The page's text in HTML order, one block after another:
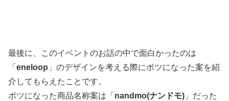
最後に、このイベントのお話の中で面白かったのは
「 eneloop 」のデザインを考える際にボツになった案を紹
介してもらえたことです。
ボツになった商品名称案は「 nandmo(ナンドモ) 」だった